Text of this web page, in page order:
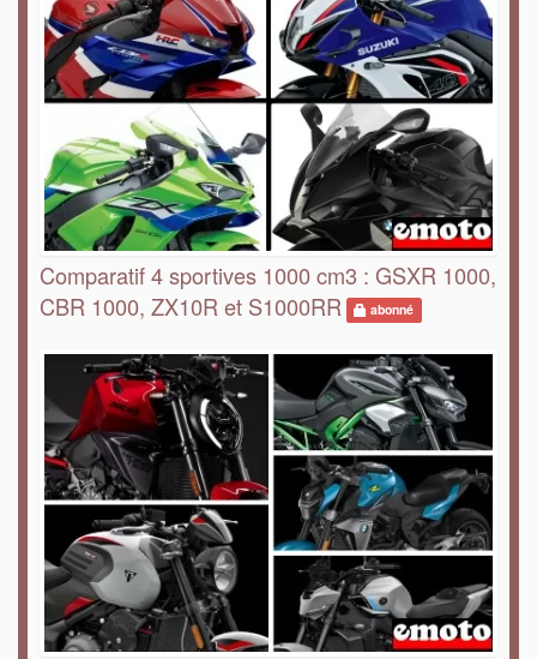
Comparatif 4 sportives 1000 cm3 : GSXR 1000,
CBR 1000, ZX10R et S1000RR
abonné